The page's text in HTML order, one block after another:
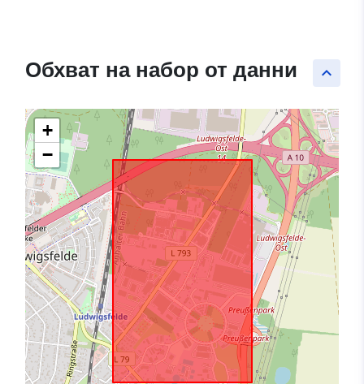
keyboard_arrow_up
Обхват на набор от данни
+
−